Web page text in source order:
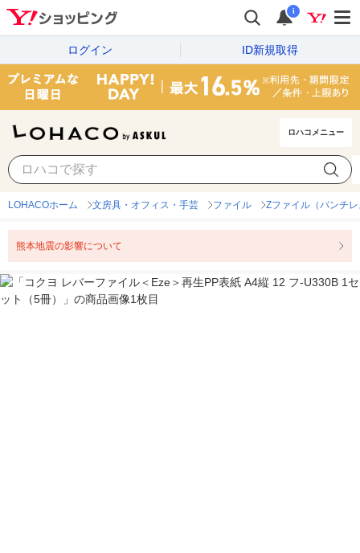
i
ログイン ID新規取得
ロハコメニュー
LOHACOホーム 文房具・オフィス・手芸 ファイル Zファイル（パンチ
熊本地震の影響について